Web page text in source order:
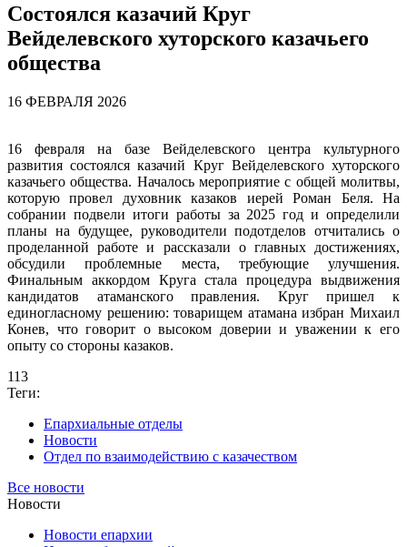
Состоялся казачий Круг
Вейделевского хуторского казачьего
общества
16 ФЕВРАЛЯ 2026
16 февраля на базе Вейделевского центра культурного
развития состоялся казачий Круг Вейделевского хуторского
казачьего общества. Началось мероприятие с общей молитвы,
которую провел духовник казаков иерей Роман Беля. На
собрании подвели итоги работы за 2025 год и определили
планы на будущее, руководители подотделов отчитались о
проделанной работе и рассказали о главных достижениях,
обсудили проблемные места, требующие улучшения.
Финальным аккордом Круга стала процедура выдвижения
кандидатов атаманского правления. Круг пришел к
единогласному решению: товарищем атамана избран Михаил
Конев, что говорит о высоком доверии и уважении к его
опыту со стороны казаков.
113
Теги:
Епархиальные отделы
Новости
Отдел по взаимодействию с казачеством
Все новости
Новости
Новости епархии